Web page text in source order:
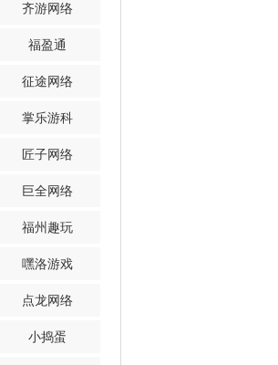
齐游网络
福盈通
征途网络
掌乐游科
匠子网络
巨全网络
福州趣玩
嘿洛游戏
点龙网络
小捣蛋